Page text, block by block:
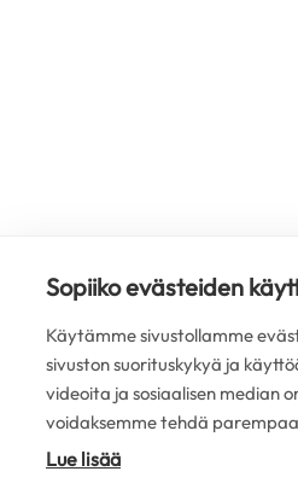
Sopiiko evästeiden
Käytämme sivustollamme
sivuston suorituskykyä ja
videoita ja sosiaalisen median
voidaksemme tehdä
Lue lisää